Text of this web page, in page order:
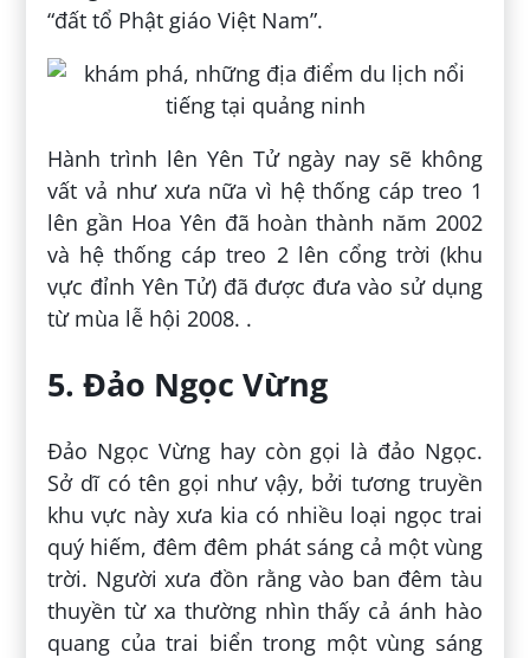
“đất tổ Phật giáo Việt Nam”.
Hành trình lên Yên Tử ngày nay sẽ không
vất vả như xưa nữa vì hệ thống cáp treo 1
lên gần Hoa Yên đã hoàn thành năm 2002
và hệ thống cáp treo 2 lên cổng trời (khu
vực đỉnh Yên Tử) đã được đưa vào sử dụng
từ mùa lễ hội 2008. .
5. Đảo Ngọc Vừng
Đảo Ngọc Vừng hay còn gọi là đảo Ngọc.
Sở dĩ có tên gọi như vậy, bởi tương truyền
khu vực này xưa kia có nhiều loại ngọc trai
quý hiếm, đêm đêm phát sáng cả một vùng
trời. Người xưa đồn rằng vào ban đêm tàu
thuyền từ xa thường nhìn thấy cả ánh hào
quang của trai biển trong một vùng sáng